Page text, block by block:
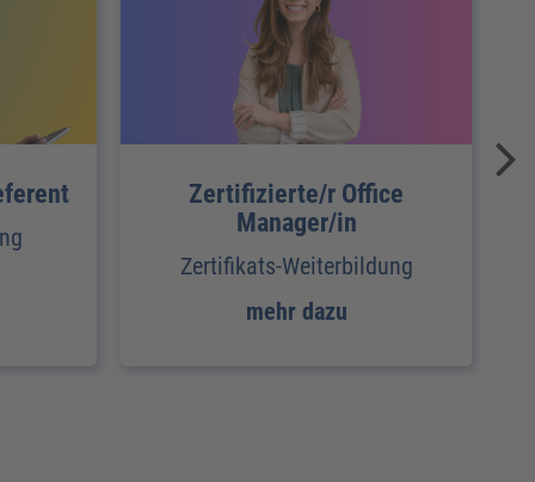
Zertifizierte/r Office
Manager/in
Zertifikats-Weiterbildung
mehr dazu